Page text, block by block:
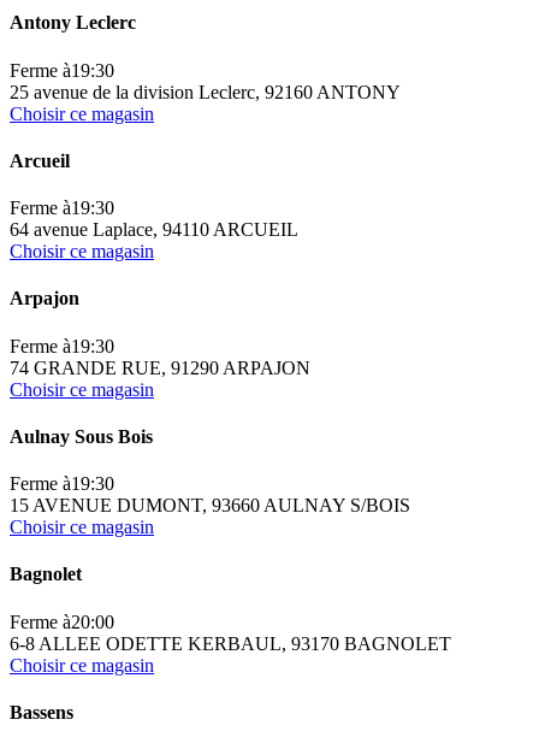
Antony Leclerc
Ferme à19:30
25 avenue de la division Leclerc, 92160 ANTONY
Choisir ce magasin
Arcueil
Ferme à19:30
64 avenue Laplace, 94110 ARCUEIL
Choisir ce magasin
Arpajon
Ferme à19:30
74 GRANDE RUE, 91290 ARPAJON
Choisir ce magasin
Aulnay Sous Bois
Ferme à19:30
15 AVENUE DUMONT, 93660 AULNAY S/BOIS
Choisir ce magasin
Bagnolet
Ferme à20:00
6-8 ALLEE ODETTE KERBAUL, 93170 BAGNOLET
Choisir ce magasin
Bassens